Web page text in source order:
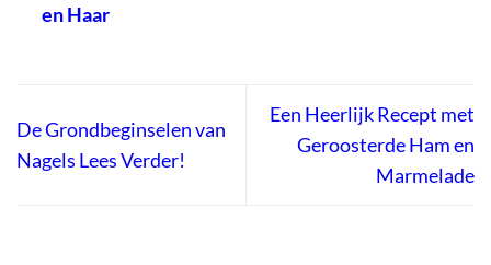
en Haar
De Grondbeginselen van
Nagels Lees Verder!
Een Heerlijk Recept met
Geroosterde Ham en
Marmelade